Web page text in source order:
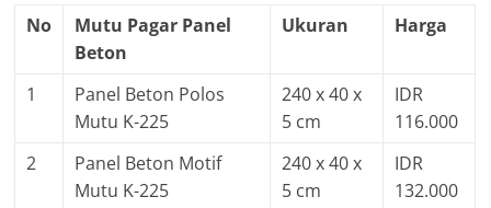
No
Mutu Pagar Panel
Beton
Ukuran Harga
1
Panel Beton Polos
Mutu K-225
240 x 40 x
5 cm
IDR
116.000
2
Panel Beton Motif
Mutu K-225
240 x 40 x
5 cm
IDR
132.000